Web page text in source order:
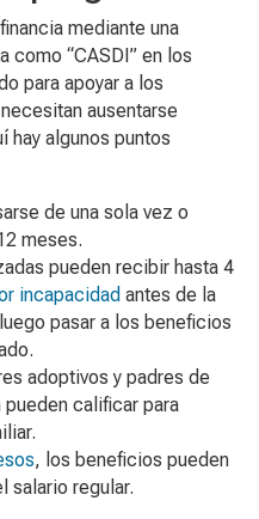
mediante una
como “CASDI” en los
para apoyar a los
ausentarse
hay algunos puntos
de una sola vez o
meses.
pueden recibir hasta 4
incapacidad antes de la
pasar a los beneficios
adoptivos y padres de
calificar para
, los beneficios pueden
salario regular.